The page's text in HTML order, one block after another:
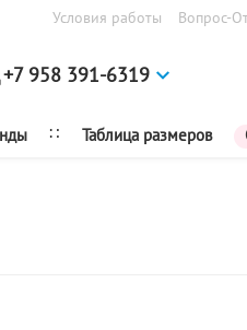
Условия работы Вопрос-
+7 958 391-6319
∷ Таблица размеров